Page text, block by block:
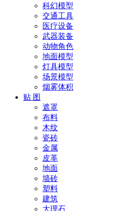
科幻模型
交通工具
医疗设备
武器装备
动物角色
地面模型
灯具模型
场景模型
烟雾体积
贴 图
遮罩
布料
木纹
瓷砖
金属
皮革
地面
墙砖
塑料
建筑
大理石